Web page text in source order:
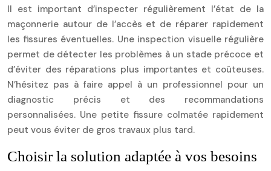
Il est important d’inspecter régulièrement l’état de la
maçonnerie autour de l’accès et de réparer rapidement
les fissures éventuelles. Une inspection visuelle régulière
permet de détecter les problèmes à un stade précoce et
d’éviter des réparations plus importantes et coûteuses.
N’hésitez pas à faire appel à un professionnel pour un
diagnostic précis et des recommandations
personnalisées. Une petite fissure colmatée rapidement
peut vous éviter de gros travaux plus tard.
Choisir la solution adaptée à vos besoins